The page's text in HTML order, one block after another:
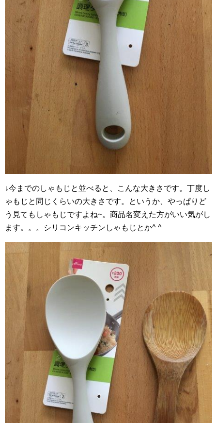
↓今までのしゃもじと並べると、こんな大きさです。丁度し
ゃもじと同じくらいの大きさです。というか、やっぱりど
う見てもしゃもじですよね~。商品名変えた方がいい気がし
ます。。。シリコンキッチンしゃもじとか^ ^